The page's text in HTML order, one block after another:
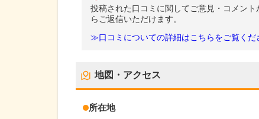
投稿された口コミに関してご意見・コメン
らご返信いただけます。
≫口コミについての詳細はこちらをご覧くだ
地図・アクセス
所在地